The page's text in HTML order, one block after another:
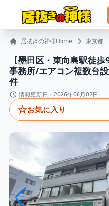
居抜きの神様Home 東京都
【墨田区・東向島駅徒
事務所/エアコン複数台
件
情報更新日：2026年06月02日
☆お気に入り